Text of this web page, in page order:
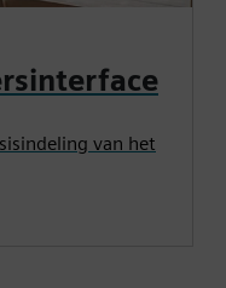
van het